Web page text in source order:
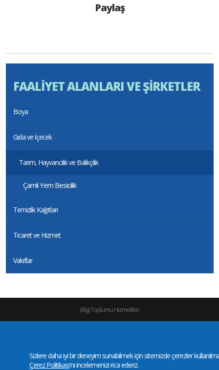
Paylaş
FAALİYET ALANLARI VE ŞİRKETLER
Boya
Gıda ve İçecek
Tarım, Hayvancılık ve Balıkçılık
Çamlı Yem Besicilik
Temizlik Kağıtları
Ticaret ve Hizmet
Vakıflar
Bilgi Toplumu Hizmetleri
©Copyright 2016-2026 |YaşarHolding | All Rights Reserved
Sizlere daha iyi bir deneyim sunabilmek için sitemizde çerezler
Çerez Politikası'nı incelemenizi rica ederiz.